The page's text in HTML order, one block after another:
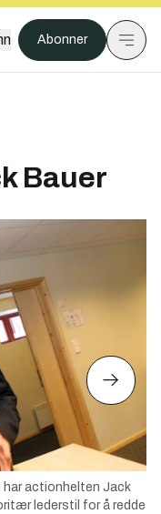
Abonner
Bauer
har actionhelten Jack
lederstil for å redde